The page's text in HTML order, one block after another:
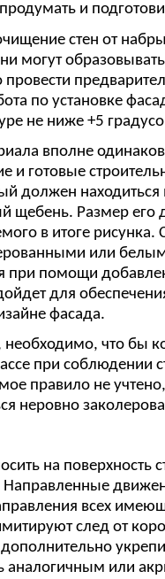
и
стен от
могут
по установке
не ниже +5
вполне
и готовые
должен находиться
щебень. Размер его
в итоге рисунка.
или
при помощи
для
фасада.
что бы
при соблюдении
правило не
неровно
на поверхность
всех
след от
аналогичным или